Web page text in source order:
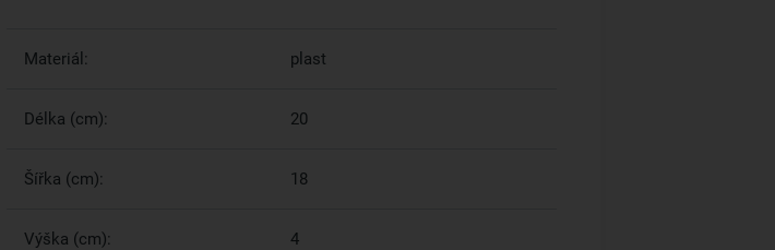
Materiál: plast
Délka (cm): 20
Šířka (cm): 18
Výška (cm): 4